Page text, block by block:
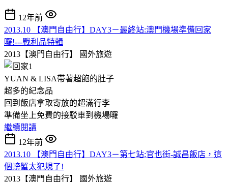
12年前
2013.10 【澳門自由行】DAY3－最終站:澳門機場準備回家
囉!---戰利品特輯
2013【澳門自由行】
國外旅遊
YUAN & LISA帶著超飽的肚子
超多的紀念品
回到飯店拿取寄放的超滿行李
準備坐上免費的接駁車到機場囉
繼續閱讀
12年前
2013.10 【澳門自由行】DAY3－第七站:官也街-誠昌飯店，這
個螃蟹太犯規了!
2013【澳門自由行】
國外旅遊